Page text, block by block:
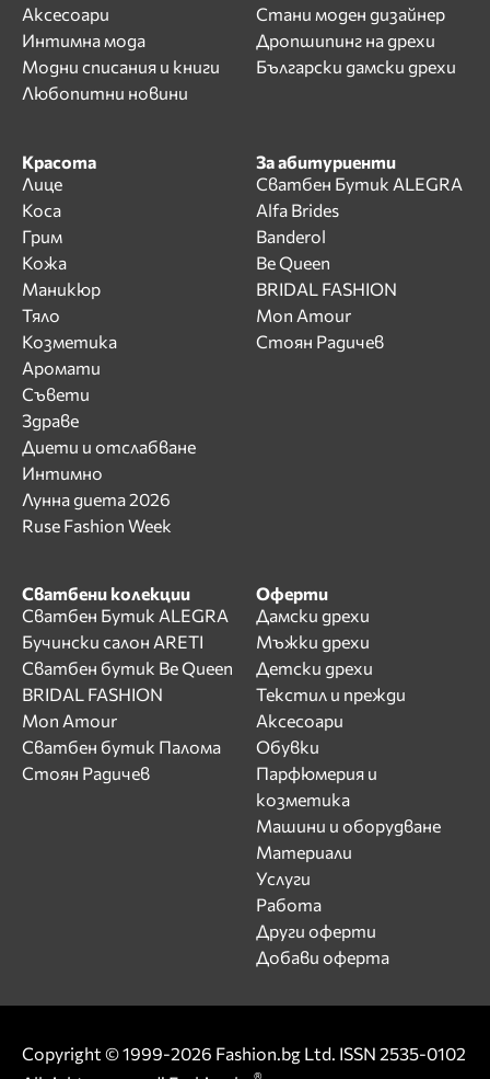
Аксесоари
Интимна мода
Модни списания и книги
Любопитни новини
Стани моден дизайнер
Дропшипинг на дрехи
Български дамски дрехи
Красота
Лице
Коса
Грим
Кожа
Маникюр
Тяло
Козметика
Аромати
Съвети
Здраве
Диети и отслабване
Интимно
Лунна диета 2026
Ruse Fashion Week
За абитуриенти
Сватбен Бутик ALEGRA
Alfa Brides
Banderol
Be Queen
BRIDAL FASHION
Mon Amour
Стоян Радичев
Сватбени колекции
Сватбен Бутик ALEGRA
Бучински салон ARETI
Сватбен бутик Be Queen
BRIDAL FASHION
Mon Amour
Сватбен бутик Палома
Стоян Радичев
Оферти
Дамски дрехи
Мъжки дрехи
Детски дрехи
Текстил и прежди
Аксесоари
Обувки
Парфюмерия и
козметика
Машини и оборудване
Материали
Услуги
Работа
Други оферти
Добави оферта
Copyright © 1999-2026 Fashion.bg Ltd. ISSN 2535-0102